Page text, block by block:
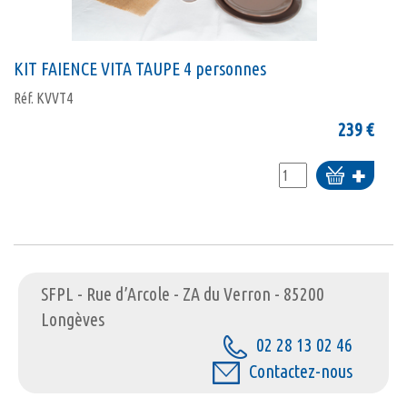
KIT FAIENCE VITA TAUPE 4 personnes
Réf. KVVT4
239€
Ajouter
au
SFPL - Rue d’Arcole - ZA du Verron - 85200
Longèves
02 28 13 02 46
Contactez-nous